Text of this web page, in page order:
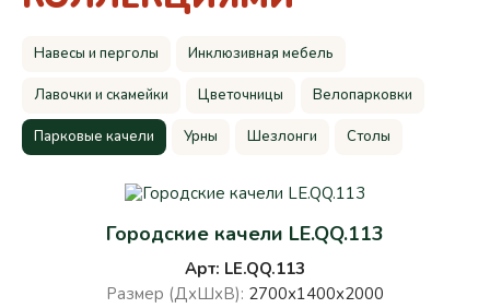
Навесы и перголы Инклюзивная мебель
Лавочки и скамейки Цветочницы Велопарковки
Парковые качели Урны Шезлонги Столы
Городские качели LE.QQ.113
Арт: LE.QQ.113
Размер (ДхШхВ): 2700х1400х2000